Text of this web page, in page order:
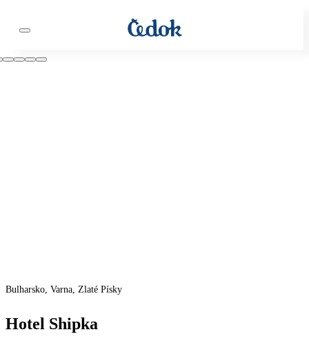
Bulharsko, Varna, Zlaté Písky
Hotel Shipka